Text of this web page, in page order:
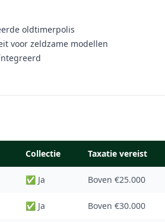
oldtimerpolis
voor zeldzame modellen
Collectie Taxatie vereist
✅ Ja Boven €25.000
✅ Ja Boven €30.000